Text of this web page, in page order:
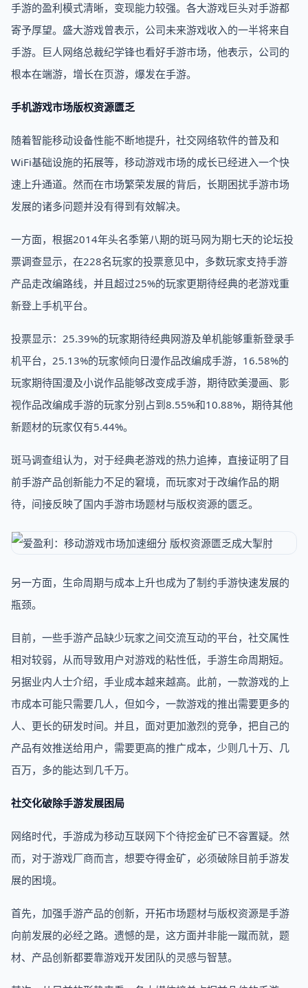
手游的盈利模式清晰，变现能力较强。各大游戏巨头对手游都
寄予厚望。盛大游戏曾表示，公司未来游戏收入的一半将来自
手游。巨人网络总裁纪学锋也看好手游市场，他表示，公司的
根本在端游，增长在页游，爆发在手游。
手机游戏市场版权资源匮乏
随着智能移动设备性能不断地提升，社交网络软件的普及和
WiFi基础设施的拓展等，移动游戏市场的成长已经进入一个快
速上升通道。然而在市场繁荣发展的背后，长期困扰手游市场
发展的诸多问题并没有得到有效解决。
一方面，根据2014年头名季第八期的斑马网为期七天的论坛投
票调查显示，在228名玩家的投票意见中，多数玩家支持手游
产品走改编路线，并且超过25%的玩家更期待经典的老游戏重
新登上手机平台。
投票显示：25.39%的玩家期待经典网游及单机能够重新登录手
机平台，25.13%的玩家倾向日漫作品改编成手游，16.58%的
玩家期待国漫及小说作品能够改变成手游，期待欧美漫画、影
视作品改编成手游的玩家分别占到8.55%和10.88%，期待其他
新题材的玩家仅有5.44%。
斑马调查组认为，对于经典老游戏的热力追捧，直接证明了目
前手游产品创新能力不足的窘境，而玩家对于改编作品的期
待，间接反映了国内手游市场题材与版权资源的匮乏。
另一方面，生命周期与成本上升也成为了制约手游快速发展的
瓶颈。
目前，一些手游产品缺少玩家之间交流互动的平台，社交属性
相对较弱，从而导致用户对游戏的粘性低，手游生命周期短。
另据业内人士介绍，手业成本越来越高。此前，一款游戏的上
市成本可能只需要几人，但如今，一款游戏的推出需要更多的
人、更长的研发时间。并且，面对更加激烈的竞争，把自己的
产品有效推送给用户，需要更高的推广成本，少则几十万、几
百万，多的能达到几千万。
社交化破除手游发展困局
网络时代，手游成为移动互联网下个待挖金矿已不容置疑。然
而，对于游戏厂商而言，想要夺得金矿，必须破除目前手游发
展的困境。
首先，加强手游产品的创新，开拓市场题材与版权资源是手游
向前发展的必经之路。遗憾的是，这方面并非能一蹴而就，题
材、产品创新都要靠游戏开发团队的灵感与智慧。